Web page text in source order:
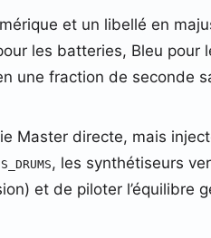
et un libellé en
les batteries, Bleu pour
une fraction de seconde
Master directe, mais
, les synthétiseurs
et de piloter l’équilibre